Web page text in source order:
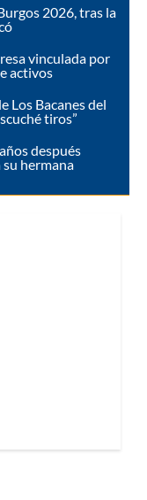
2026, tras la
vinculada por
activos
Los Bacanes del
tiros”
después
hermana